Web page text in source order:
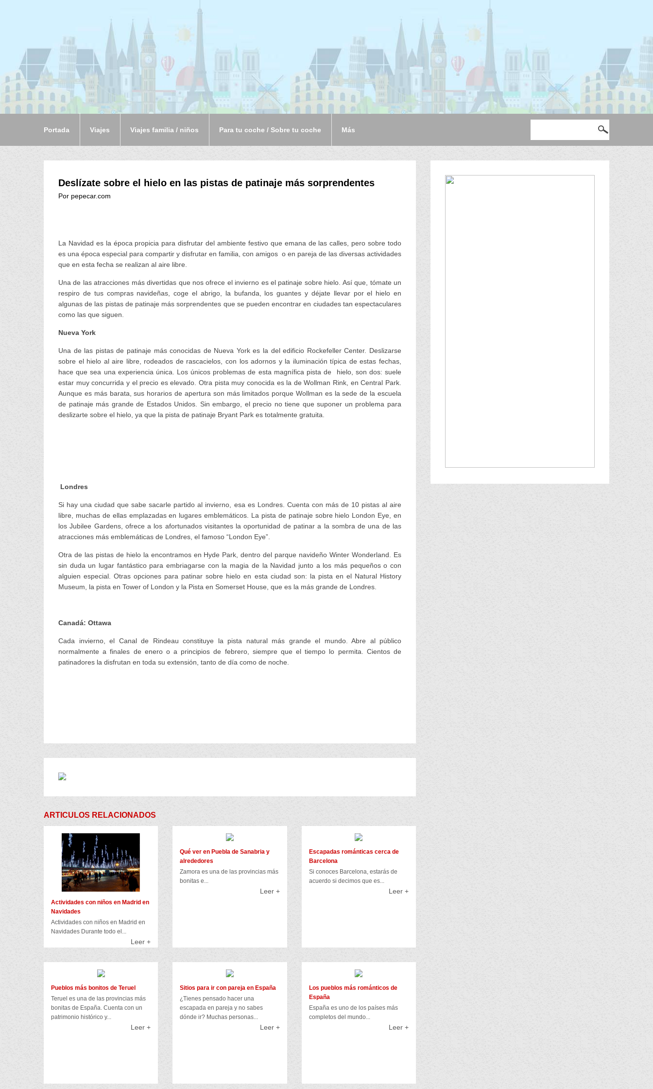
Portada Viajes Viajes familia / niños Para tu coche / Sobre tu coche Más
Deslízate sobre el hielo en las pistas de patinaje más sorprendentes
Por pepecar.com
La Navidad es la época propicia para disfrutar del ambiente festivo que emana de las calles, pero sobre todo
es una época especial para compartir y disfrutar en familia, con amigos o en pareja de las diversas actividades
que en esta fecha se realizan al aire libre.
Una de las atracciones más divertidas que nos ofrece el invierno es el patinaje sobre hielo. Así que, tómate un
respiro de tus compras navideñas, coge el abrigo, la bufanda, los guantes y déjate llevar por el hielo en
algunas de las pistas de patinaje más sorprendentes que se pueden encontrar en ciudades tan espectaculares
como las que siguen.
Nueva York
Una de las pistas de patinaje más conocidas de Nueva York es la del edificio Rockefeller Center. Deslizarse
sobre el hielo al aire libre, rodeados de rascacielos, con los adornos y la iluminación típica de estas fechas,
hace que sea una experiencia única. Los únicos problemas de esta magnífica pista de hielo, son dos: suele
estar muy concurrida y el precio es elevado. Otra pista muy conocida es la de Wollman Rink, en Central Park.
Aunque es más barata, sus horarios de apertura son más limitados porque Wollman es la sede de la escuela
de patinaje más grande de Estados Unidos. Sin embargo, el precio no tiene que suponer un problema para
deslizarte sobre el hielo, ya que la pista de patinaje Bryant Park es totalmente gratuita.
Londres
Si hay una ciudad que sabe sacarle partido al invierno, esa es Londres. Cuenta con más de 10 pistas al aire
libre, muchas de ellas emplazadas en lugares emblemáticos. La pista de patinaje sobre hielo London Eye, en
los Jubilee Gardens, ofrece a los afortunados visitantes la oportunidad de patinar a la sombra de una de las
atracciones más emblemáticas de Londres, el famoso “London Eye”.
Otra de las pistas de hielo la encontramos en Hyde Park, dentro del parque navideño Winter Wonderland. Es
sin duda un lugar fantástico para embriagarse con la magia de la Navidad junto a los más pequeños o con
alguien especial. Otras opciones para patinar sobre hielo en esta ciudad son: la pista en el Natural History
Museum, la pista en Tower of London y la Pista en Somerset House, que es la más grande de Londres.
Canadá: Ottawa
Cada invierno, el Canal de Rindeau constituye la pista natural más grande el mundo. Abre al público
normalmente a finales de enero o a principios de febrero, siempre que el tiempo lo permita. Cientos de
patinadores la disfrutan en toda su extensión, tanto de día como de noche.
ARTICULOS RELACIONADOS
Actividades con niños en Madrid en
Navidades
Actividades con niños en Madrid en
Navidades Durante todo el...
Leer +
Qué ver en Puebla de Sanabria y
alrededores
Zamora es una de las provincias más
bonitas e...
Leer +
Escapadas románticas cerca de
Barcelona
Si conoces Barcelona, estarás de
acuerdo si decimos que es...
Leer +
Pueblos más bonitos de Teruel
Teruel es una de las provincias más
bonitas de España. Cuenta con un
patrimonio histórico y...
Leer +
Sitios para ir con pareja en España
¿Tienes pensado hacer una
escapada en pareja y no sabes
dónde ir? Muchas personas...
Leer +
Los pueblos más románticos de
España
España es uno de los países más
completos del mundo...
Leer +